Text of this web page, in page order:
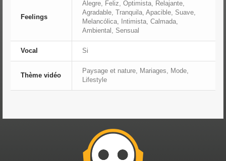
Feelings
Alegre, Feliz, Optimista, Relajante,
Agradable, Tranquila, Apacible, Suave,
Melancólica, Intimista, Calmada,
Ambiental, Sensual
Vocal Si
Thème vidéo
Paysage et nature, Mariages, Mode,
Lifestyle